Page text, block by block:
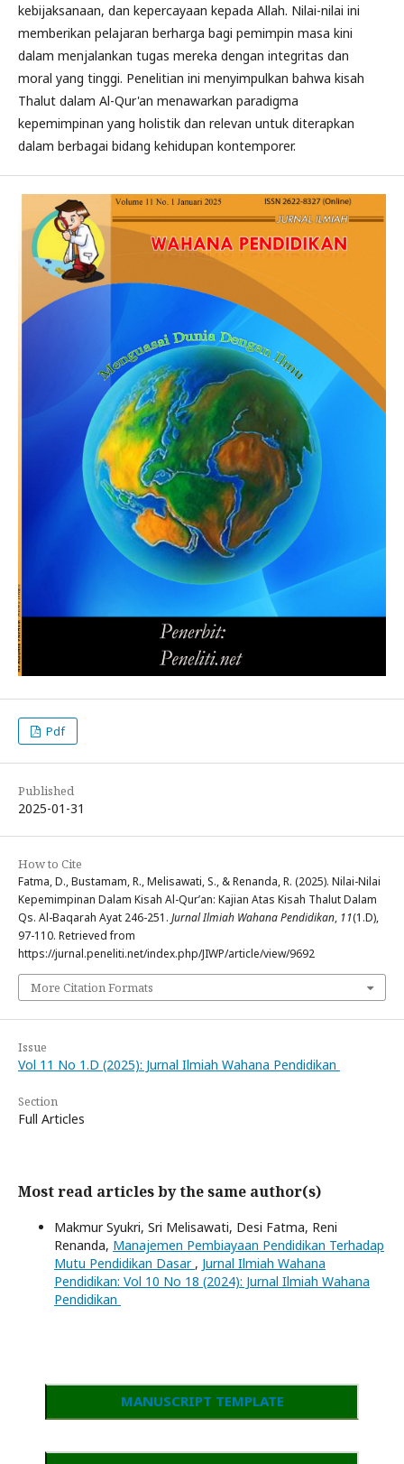
kebijaksanaan, dan kepercayaan kepada Allah. Nilai-nilai ini
memberikan pelajaran berharga bagi pemimpin masa kini
dalam menjalankan tugas mereka dengan integritas dan
moral yang tinggi. Penelitian ini menyimpulkan bahwa kisah
Thalut dalam Al-Qur'an menawarkan paradigma
kepemimpinan yang holistik dan relevan untuk diterapkan
dalam berbagai bidang kehidupan kontemporer.
Pdf
Published
2025-01-31
How to Cite
Fatma, D., Bustamam, R., Melisawati, S., & Renanda, R. (2025). Nilai-Nilai
Kepemimpinan Dalam Kisah Al-Qur’an: Kajian Atas Kisah Thalut Dalam
Qs. Al-Baqarah Ayat 246-251. Jurnal Ilmiah Wahana Pendidikan, 11(1.D),
97-110. Retrieved from
https://jurnal.peneliti.net/index.php/JIWP/article/view/9692
More Citation Formats
Issue
Vol 11 No 1.D (2025): Jurnal Ilmiah Wahana Pendidikan
Section
Full Articles
Most read articles by the same author(s)
Makmur Syukri, Sri Melisawati, Desi Fatma, Reni
Renanda, Manajemen Pembiayaan Pendidikan Terhadap
Mutu Pendidikan Dasar , Jurnal Ilmiah Wahana
Pendidikan: Vol 10 No 18 (2024): Jurnal Ilmiah Wahana
Pendidikan
MANUSCRIPT TEMPLATE